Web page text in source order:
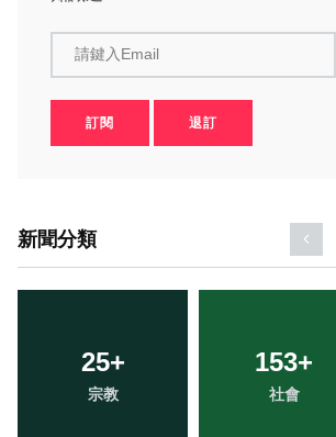
請鍵入Email
訂閱 退訂
新聞分類
45+
專欄
13+
科技新知